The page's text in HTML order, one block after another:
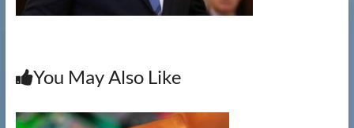
毀|
銷
毀|
紙
You May Also Like